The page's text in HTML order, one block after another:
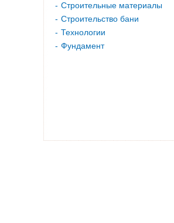
Строительные материалы
Строительство бани
Технологии
Фундамент